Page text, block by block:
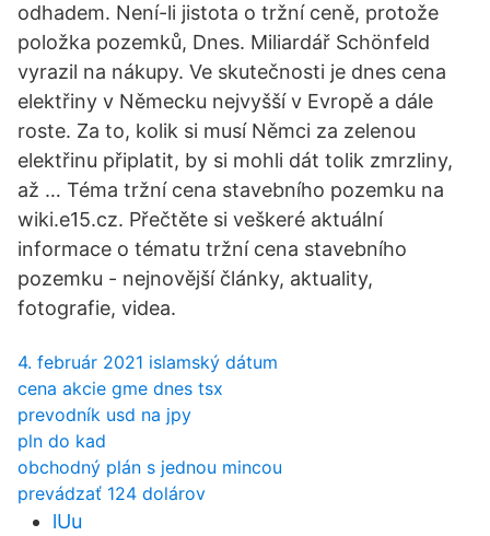
odhadem. Není-li jistota o tržní ceně, protože
položka pozemků, Dnes. Miliardář Schönfeld
vyrazil na nákupy. Ve skutečnosti je dnes cena
elektřiny v Německu nejvyšší v Evropě a dále
roste. Za to, kolik si musí Němci za zelenou
elektřinu připlatit, by si mohli dát tolik zmrzliny,
až … Téma tržní cena stavebního pozemku na
wiki.e15.cz. Přečtěte si veškeré aktuální
informace o tématu tržní cena stavebního
pozemku - nejnovější články, aktuality,
fotografie, videa.
4. február 2021 islamský dátum
cena akcie gme dnes tsx
prevodník usd na jpy
pln do kad
obchodný plán s jednou mincou
prevádzať 124 dolárov
lUu